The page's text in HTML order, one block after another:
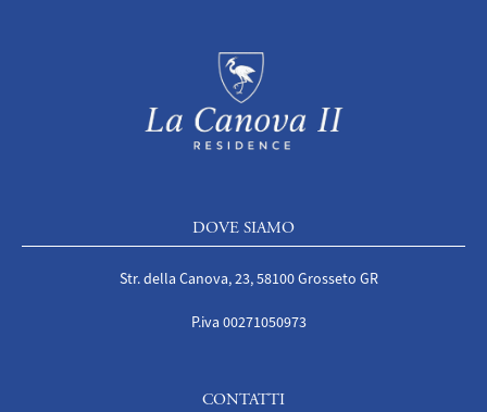
DOVE SIAMO
Str. della Canova, 23, 58100 Grosseto GR
P.iva 00271050973
CONTATTI